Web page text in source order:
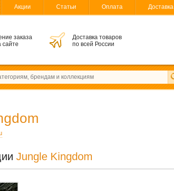
Акции Статьи Оплата Доставка
заказа
сайте
Доставка товаров
по всей России
Jungle Kingdom